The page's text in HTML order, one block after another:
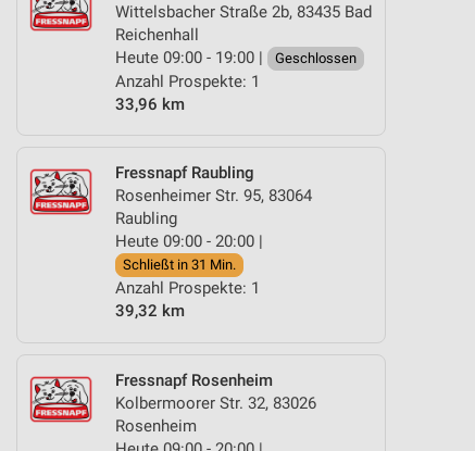
Wittelsbacher Straße 2b, 83435 Bad
Reichenhall
Heute 09:00 - 19:00 |
Geschlossen
Anzahl Prospekte: 1
33,96 km
Fressnapf Raubling
Rosenheimer Str. 95, 83064
Raubling
Heute 09:00 - 20:00 |
Schließt in 31 Min.
Anzahl Prospekte: 1
39,32 km
Fressnapf Rosenheim
Kolbermoorer Str. 32, 83026
Rosenheim